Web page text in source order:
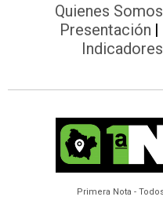
Quienes Somos
Presentación
Primera Nota -